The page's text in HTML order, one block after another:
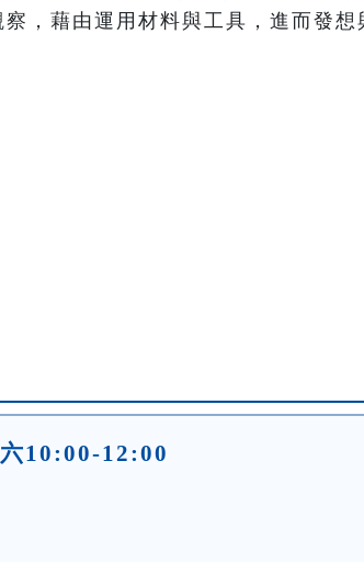
察，藉由運用材料與工具，進而發想
10:00-12:00